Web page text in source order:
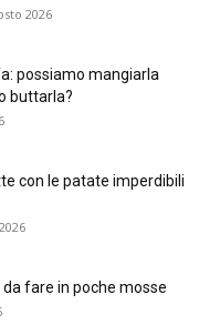
2026
possiamo mangiarla
buttarla?
con le patate imperdibili
fare in poche mosse